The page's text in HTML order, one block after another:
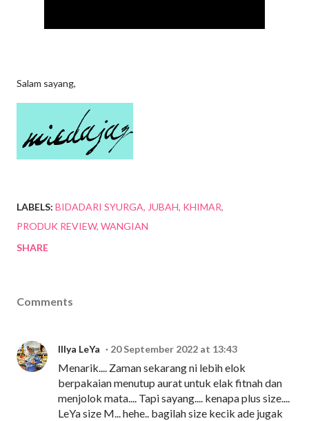
Salam sayang,
LABELS: BIDADARI SYURGA JUBAH KHIMAR
PRODUK REVIEW WANGIAN
SHARE
Comments
Illya LeYa 20 September 2022 at 13:43
Menarik.... Zaman sekarang ni lebih elok
berpakaian menutup aurat untuk elak fitnah dan
menjolok mata.... Tapi sayang.... kenapa plus size....
LeYa size M... hehe.. bagilah size kecik ade jugak